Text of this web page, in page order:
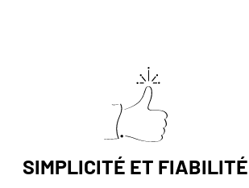
SIMPLICITÉ ET FIABILITÉ